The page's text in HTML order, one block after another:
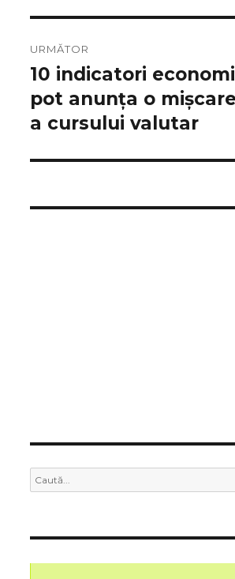
URMĂTOR
Articolul
următor:
10 indicatori
pot anunța o
a cursului valutar
Caută